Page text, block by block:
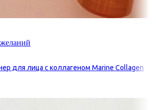
для лица с коллагеном Marine Collagen